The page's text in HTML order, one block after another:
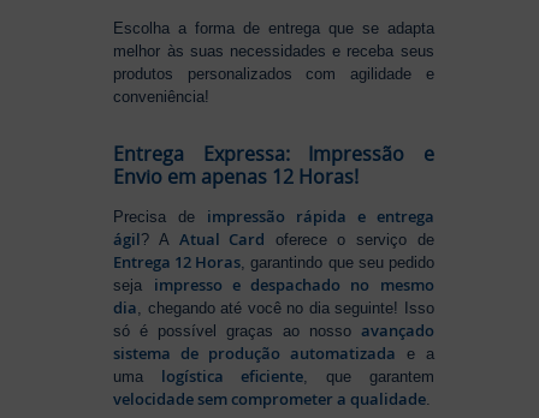
Escolha a forma de entrega que se adapta
melhor às suas necessidades e receba seus
produtos personalizados com agilidade e
conveniência!
Entrega Expressa: Impressão e
Envio em apenas 12 Horas!
Precisa de impressão rápida e entrega
ágil? A Atual Card oferece o serviço de
Entrega 12 Horas, garantindo que seu pedido
seja impresso e despachado no mesmo
dia, chegando até você no dia seguinte! Isso
só é possível graças ao nosso avançado
sistema de produção automatizada e a
uma logística eficiente, que garantem
velocidade sem comprometer a qualidade.